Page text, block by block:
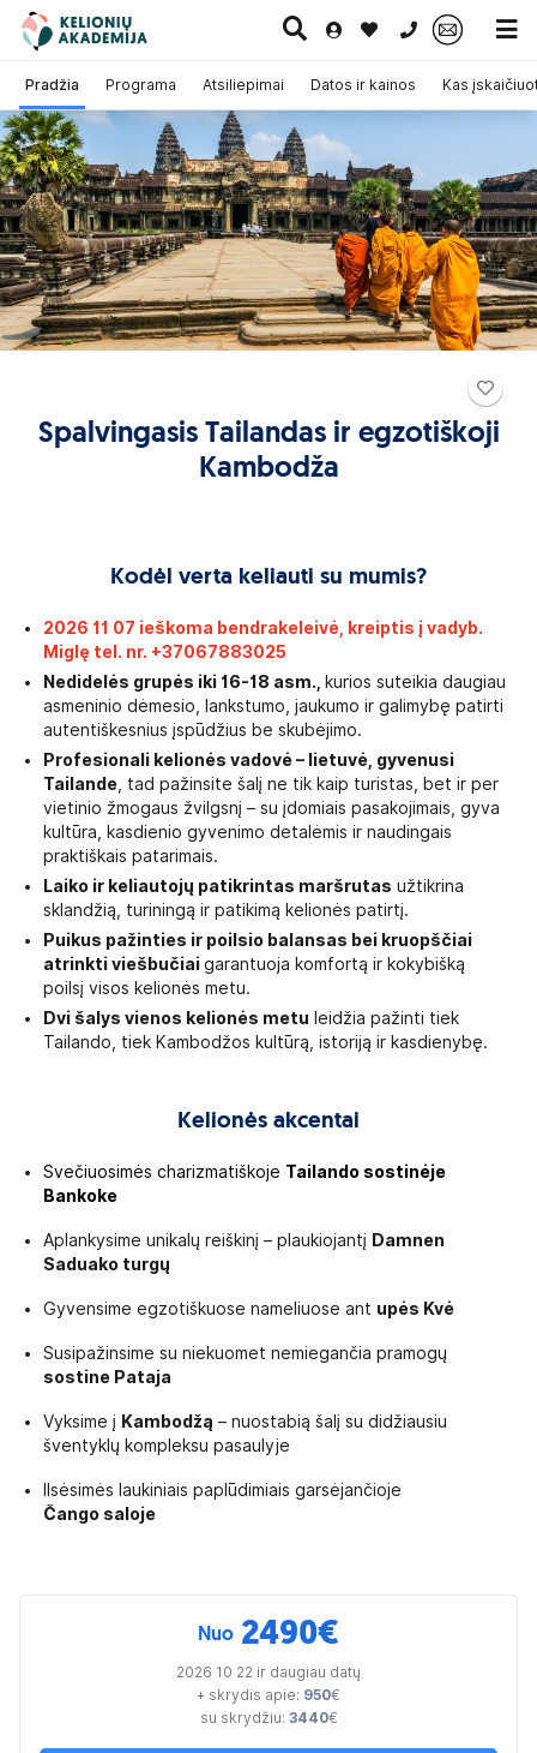
0 700 11007
Paskutinė
minutė
Pažintinės
kelionės
Egzotinės
kelionės
Kruizai
Spalvingasis Tailandas ir egzotiškoji
Kambodža
Pradžia Programa Atsiliepimai Datos ir kainos Kas
Kodėl verta keliauti su mumis?
2026 11 07 ieškoma bendrakeleivė, kreiptis į vadyb.
Miglę tel. nr. +37067883025
Nedidelės grupės iki 16-18 asm.,
kurios suteikia daugiau
asmeninio dėmesio, lankstumo, jaukumo ir galimybę patirti
autentiškesnius įspūdžius be skubėjimo.
Profesionali kelionės vadovė – lietuvė, gyvenusi
Tailande , tad pažinsite šalį ne tik kaip turistas, bet ir per
vietinio žmogaus žvilgsnį – su įdomiais pasakojimais, gyva
kultūra, kasdienio gyvenimo detalėmis ir naudingais
praktiškais patarimais.
Laiko ir keliautojų patikrintas maršrutas užtikrina
sklandžią, turiningą ir patikimą kelionės patirtį.
Puikus pažinties ir poilsio balansas bei kruopščiai
atrinkti viešbučiaigarantuoja komfortą ir kokybišką
poilsį visos kelionės metu.
Dvi šalys vienos kelionės metu leidžia pažinti tiek
Tailando, tiek Kambodžos kultūrą, istoriją ir kasdienybę.
Kelionės akcentai
Svečiuosimės charizmatiškoje Tailando sostinėje
Bankoke
Aplankysime unikalų reiškinį – plaukiojantį Damnen
Saduako turgų
Gyvensime egzotiškuose nameliuose ant upės Kvė
Susipažinsime su niekuomet nemiegančia pramogų
sostine Pataja
Vyksime į Kambodžą – nuostabią šalį su didžiausiu
šventyklų kompleksu pasaulyje
Ilsėsimės laukiniais paplūdimiais garsėjančioje
Čango saloje
Nuo 2490€
2026 10 22 ir daugiau datų
+ skrydis apie: 950€
su skrydžiu: 3440€